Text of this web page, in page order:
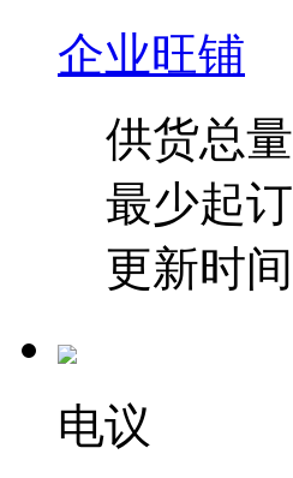
企业旺铺
供货总量
最少起订
更新时间
电议